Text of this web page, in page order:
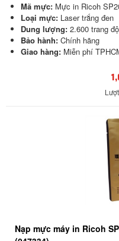
Mã mực: Mực in Ricoh
Loại mực: Laser trắng đen
Dung lượng: 2.600 trang
Bảo hành: Chính hãng
Giao hàng: Miễn phí
Nạp mực máy in Ricoh